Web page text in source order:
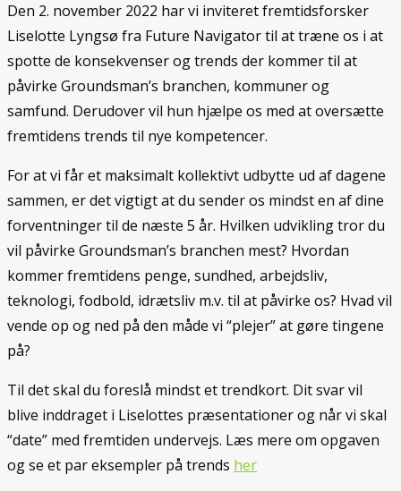
Den 2. november 2022 har vi inviteret fremtidsforsker
Liselotte Lyngsø fra Future Navigator til at træne os i at
spotte de konsekvenser og trends der kommer til at
påvirke Groundsman’s branchen, kommuner og
samfund. Derudover vil hun hjælpe os med at oversætte
fremtidens trends til nye kompetencer.
For at vi får et maksimalt kollektivt udbytte ud af dagene
sammen, er det vigtigt at du sender os mindst en af dine
forventninger til de næste 5 år. Hvilken udvikling tror du
vil påvirke Groundsman’s branchen mest? Hvordan
kommer fremtidens penge, sundhed, arbejdsliv,
teknologi, fodbold, idrætsliv m.v. til at påvirke os? Hvad vil
vende op og ned på den måde vi “plejer” at gøre tingene
på?
Til det skal du foreslå mindst et trendkort. Dit svar vil
blive inddraget i Liselottes præsentationer og når vi skal
“date” med fremtiden undervejs. Læs mere om opgaven
og se et par eksempler på trends her